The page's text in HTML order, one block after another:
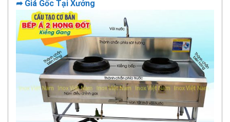
➦ Giá Gốc Tại Xưởng